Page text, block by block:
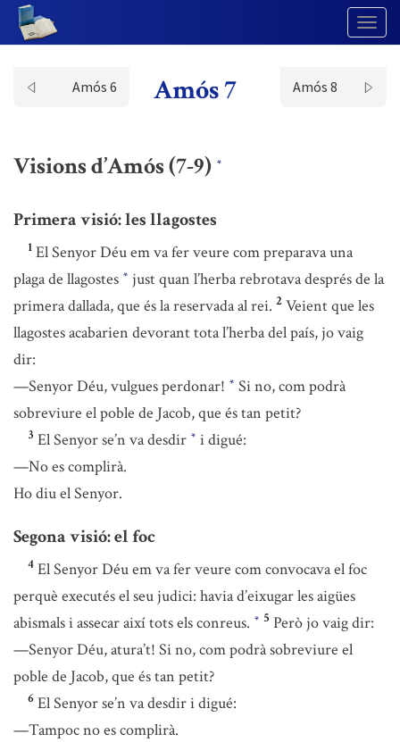
Amós 6 Amós 7 Amós 8
Visions d’Amós (7-9) *
Primera visió: les llagostes
1 El Senyor Déu em va fer veure com preparava una
plaga de llagostes * just quan l’herba rebrotava després de la
primera dallada, que és la reservada al rei. 2 Veient que les
llagostes acabarien devorant tota l’herba del país, jo vaig
dir:
—Senyor Déu, vulgues perdonar! * Si no, com podrà
sobreviure el poble de Jacob, que és tan petit?
3 El Senyor se’n va desdir * i digué:
—No es complirà.
Ho diu el Senyor.
Segona visió: el foc
4 El Senyor Déu em va fer veure com convocava el foc
perquè executés el seu judici: havia d’eixugar les aigües
abismals i assecar així tots els conreus. * 5 Però jo vaig dir:
—Senyor Déu, atura’t! Si no, com podrà sobreviure el
poble de Jacob, que és tan petit?
6 El Senyor se’n va desdir i digué:
—Tampoc no es complirà.